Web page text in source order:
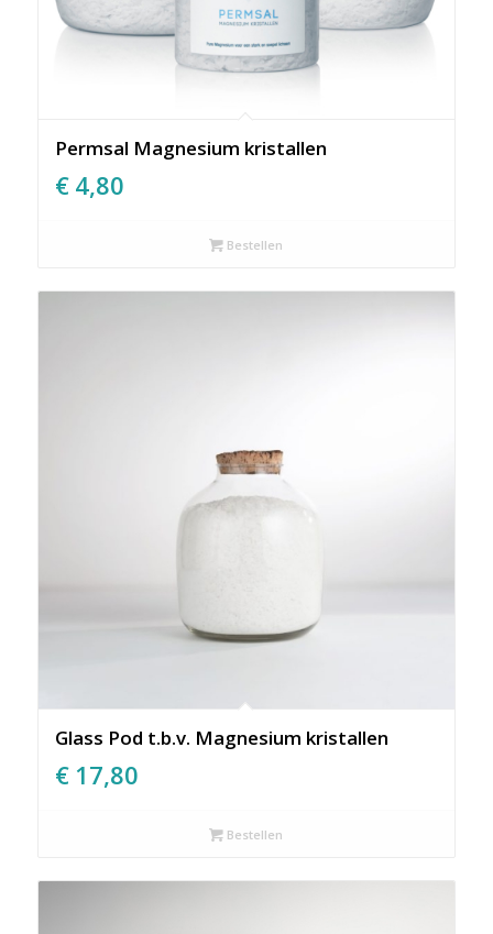
Permsal Magnesium kristallen
€ 4,80
Bestellen
Glass Pod t.b.v. Magnesium kristallen
€ 17,80
Bestellen